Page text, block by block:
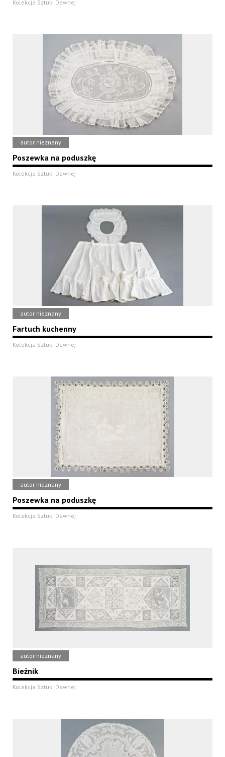
Kolekcja Sztuki Dawnej
autor nieznany
Poszewka na poduszkę
Kolekcja Sztuki Dawnej
autor nieznany
Fartuch kuchenny
Kolekcja Sztuki Dawnej
autor nieznany
Poszewka na poduszkę
Kolekcja Sztuki Dawnej
autor nieznany
Bieżnik
Kolekcja Sztuki Dawnej